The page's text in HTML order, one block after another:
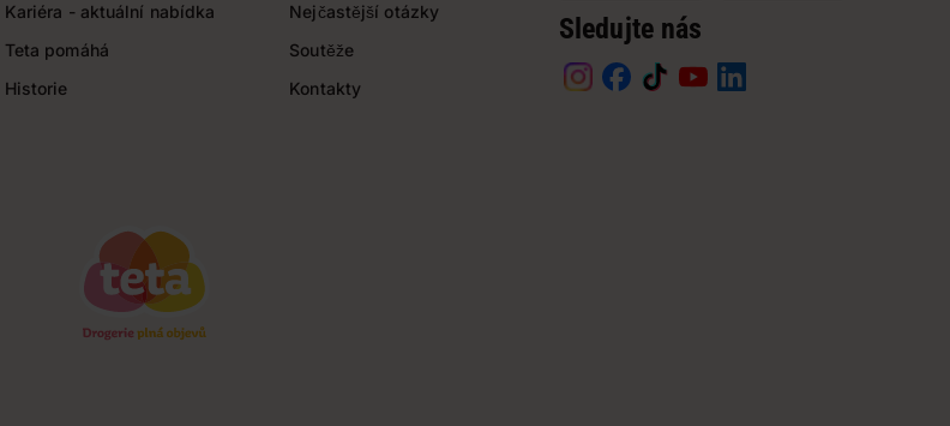
Kariéra - aktuální nabídka
Teta pomáhá
Historie
Nejčastější otázky
Soutěže
Kontakty
Sledujte nás